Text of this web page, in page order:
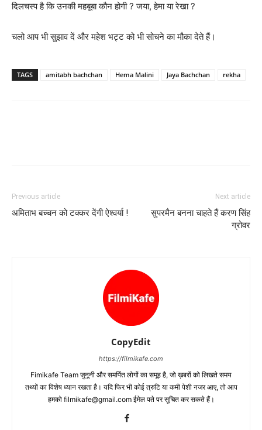
दिलचस्‍प है कि उनकी महबूबा कौन होगी ? जया, हेमा या रेखा ?
चलो आप भी सुझाव दें और महेश भट्ट को भी सोचने का मौका देते हैं।
TAGS amitabh bachchan Hema Malini Jaya Bachchan rekha
Previous article
अमिताभ बच्‍चन को टक्‍कर देंगी ऐश्‍वर्या !
Next article
सुपरमैन बनना चाहते हैं करण सिंह
ग्रोवर
CopyEdit
https://filmikafe.com
Fimikafe Team जुनूनी और समर्पित लोगों का समूह है, जो ख़बरों को लिखते समय
तथ्‍यों का विशेष ध्‍यान रखता है। यदि फिर भी कोई त्रुटि या कमी पेशी नजर आए, तो आप
हमको filmikafe@gmail.com ईमेल पते पर सूचित कर सकते हैं।